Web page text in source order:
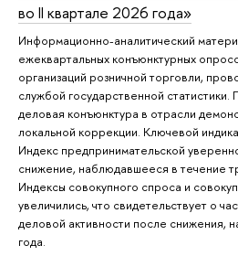
во II квартале 2026 года»
Информационно-аналитический
ежеквартальных конъюнктурных
организаций розничной торговли,
службой государственной статистики.
деловая конъюнктура в отрасли
локальной коррекции. Ключевой
Индекс предпринимательской
снижение, наблюдавшееся в течение
Индексы совокупного спроса и
увеличились, что свидетельствует о
деловой активности после снижения,
года.